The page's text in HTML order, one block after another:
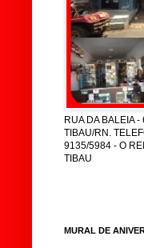
RUA DA BALEIA
TIBAU/RN.
9135/5984 - O
TIBAU
MURAL DE